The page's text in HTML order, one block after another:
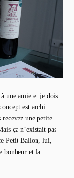
une amie et je dois
est archi
une petite
ça n’existait pas
Petit Ballon, lui,
bonheur et la